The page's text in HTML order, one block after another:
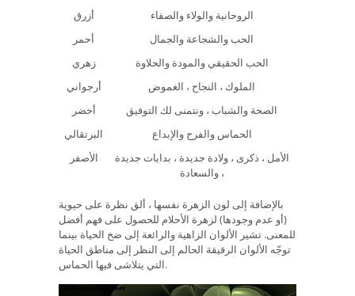
أزرق
الروحانية والولاء والصفاء
أحمر
الحب والشجاعة والجمال
زهري
الحب الحقيقي والمودة والحلاوة
أرجواني
الملوك ، النجاح ، الغموض
أخضر
الصحة والشباب ، ونتمنى لك التوفيق
البرتقالي
الحماس والفرح والإبداع
الأصفر
الأمل ، ذكرى ، ولادة جديدة ، بدايات جديدة
، والسعادة
بالإضافة إلى لون الزهرة نفسها ، ألق نظرة على حيوية
(أو عدم وجودها) لزهرة الأحلام للحصول على فهم أفضل
للمعنى. تشير الألوان الزاهية والرائعة إلى ضخ الحياة بينما
توجّه الألوان الرقيقة الحالم إلى النظر إلى مناطق الحياة
التي يتلاشى فيها الحماس.